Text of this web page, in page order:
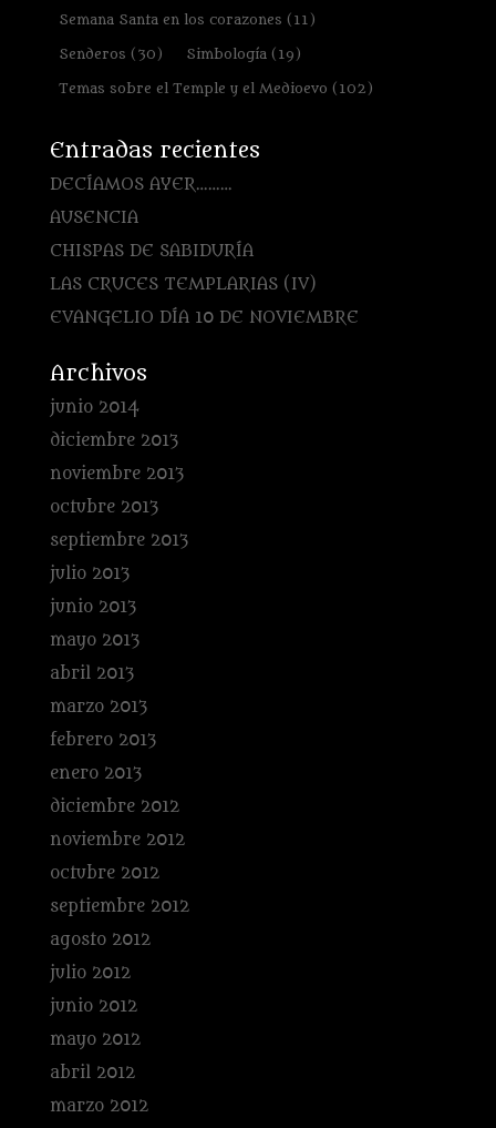
Semana Santa en los corazones (11)
Senderos (30) Simbología(19)
Temas sobre el Temple y el Medioevo (102)
Entradas recientes
DECÍAMOS AYER………
AUSENCIA
CHISPAS DE SABIDURÍA
LAS CRUCES TEMPLARIAS (IV)
EVANGELIO DÍA 10 DE NOVIEMBRE
Archivos
junio 2014
diciembre 2013
noviembre 2013
octubre 2013
septiembre 2013
julio 2013
junio 2013
mayo 2013
abril 2013
marzo 2013
febrero 2013
enero 2013
diciembre 2012
noviembre 2012
octubre 2012
septiembre 2012
agosto 2012
julio 2012
junio 2012
mayo 2012
abril 2012
marzo 2012